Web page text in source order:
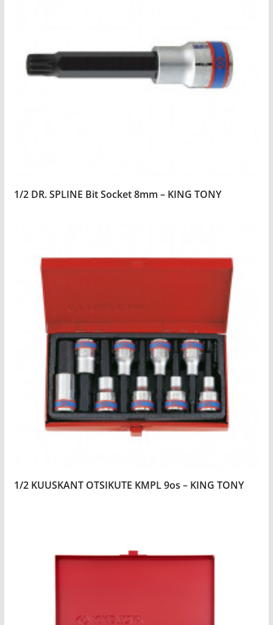
1/2 DR. SPLINE Bit Socket 8mm – KING TONY
1/2 KUUSKANT OTSIKUTE KMPL 9os – KING TONY